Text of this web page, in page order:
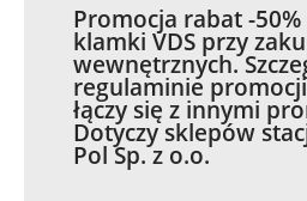
Promocja rabat -
klamki VDS przy
wewnętrznych.
regulaminie
łączy się z innymi
Dotyczy sklepów
Pol Sp. z o.o.